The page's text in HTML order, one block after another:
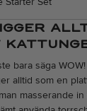
bara säga
alltid som en
masserande